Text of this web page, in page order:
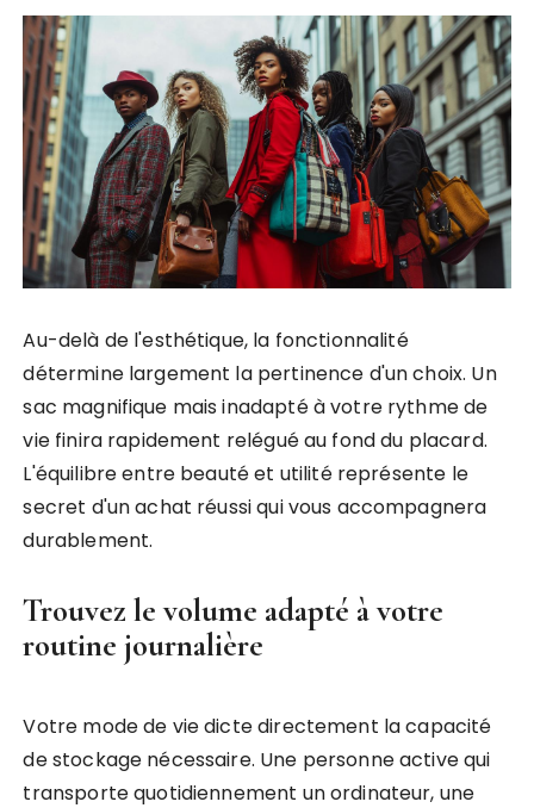
Au-delà de l'esthétique, la fonctionnalité
détermine largement la pertinence d'un choix. Un
sac magnifique mais inadapté à votre rythme de
vie finira rapidement relégué au fond du placard.
L'équilibre entre beauté et utilité représente le
secret d'un achat réussi qui vous accompagnera
durablement.
Trouvez le volume adapté à votre
routine journalière
Votre mode de vie dicte directement la capacité
de stockage nécessaire. Une personne active qui
transporte quotidiennement un ordinateur, une